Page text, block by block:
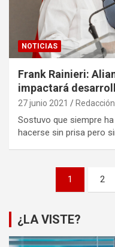
NOTICIAS
Frank Rainieri:
impactará
27 junio 2021 Redacción
Sostuvo que siempre
hacerse sin prisa pero
Paginación
entradas
1 2
¿LA VISTE?